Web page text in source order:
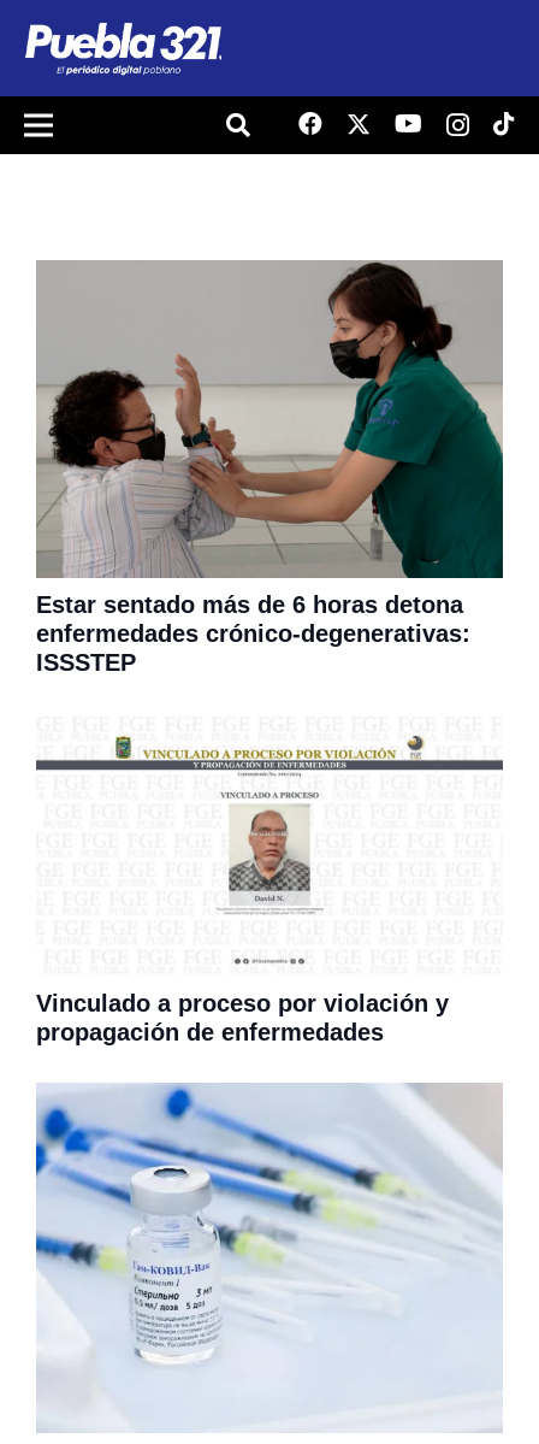
Estar sentado más de 6 horas detona
enfermedades crónico-degenerativas:
ISSSTEP
Vinculado a proceso por violación y
propagación de enfermedades